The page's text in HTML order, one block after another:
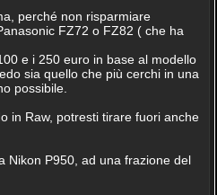
perché non risparmiare
FZ72 o FZ82 ( che ha
e i 250 euro in base al modello
sia quello che più cerchi in una
possibile.
in Raw, potresti tirare fuori anche
Nikon P950, ad una frazione del